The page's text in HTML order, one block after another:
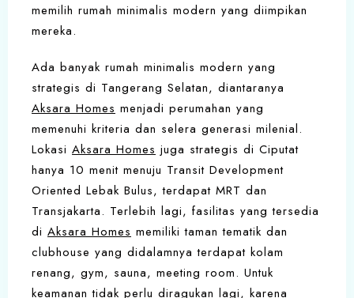
memilih rumah minimalis modern yang diimpikan
mereka.
Ada banyak rumah minimalis modern yang
strategis di Tangerang Selatan, diantaranya
Aksara Homes menjadi perumahan yang
memenuhi kriteria dan selera generasi milenial.
Lokasi Aksara Homes juga strategis di Ciputat
hanya 10 menit menuju Transit Development
Oriented Lebak Bulus, terdapat MRT dan
Transjakarta. Terlebih lagi, fasilitas yang tersedia
di Aksara Homes memiliki taman tematik dan
clubhouse yang didalamnya terdapat kolam
renang, gym, sauna, meeting room. Untuk
keamanan tidak perlu diragukan lagi, karena